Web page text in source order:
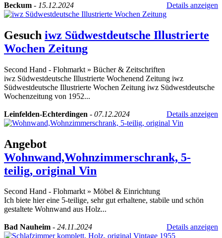
Beckum - 15.12.2024 Details anzeigen
Gesuch iwz Südwestdeutsche Illustrierte
Wochen Zeitung
Second Hand - Flohmarkt » Bücher & Zeitschriften
iwz Südwestdeutsche Illustrierte Wochenend Zeitung iwz
Südwestdeutsche Illustrierte Wochen Zeitung iwz Südwestdeutsche
Wochenzeitung von 1952...
Leinfelden-Echterdingen - 07.12.2024 Details anzeigen
Angebot
Wohnwand,Wohnzimmerschrank, 5-
teilig, original Vin
Second Hand - Flohmarkt » Möbel & Einrichtung
Ich biete hier eine 5-teilige, sehr gut erhaltene, stabile und schön
gestaltete Wohnwand aus Holz...
Bad Nauheim - 24.11.2024 Details anzeigen